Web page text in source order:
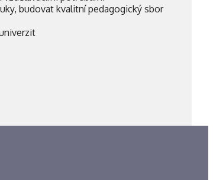
budovat kvalitní pedagogický sbor